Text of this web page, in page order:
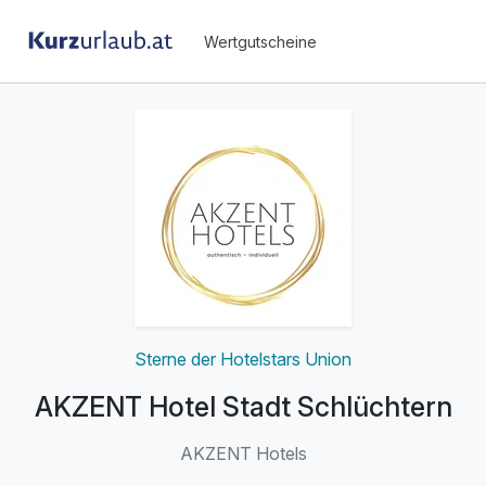
Wertgutscheine
Sterne der Hotelstars Union
AKZENT Hotel Stadt Schlüchtern
AKZENT Hotels